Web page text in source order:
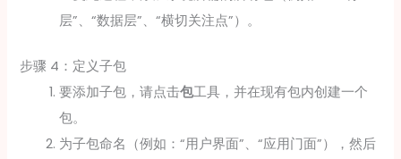
层”、“数据层”、“横切关注点”）。
步骤 4：定义子包
要添加子包，请点击包工具，并在现有包内创建一个
包。
为子包命名（例如：“用户界面”、“应用门面”），然后